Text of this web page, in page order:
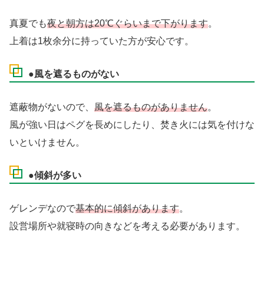
真夏でも夜と朝方は20℃ぐらいまで下がります。
上着は1枚余分に持っていた方が安心です。
●風を遮るものがない
遮蔽物がないので、 風を遮るものがありません。
風が強い日はペグを長めにしたり、焚き火には気を付けな
いといけません。
●傾斜が多い
ゲレンデなので基本的に傾斜があります。
設営場所や就寝時の向きなどを考える必要があります。